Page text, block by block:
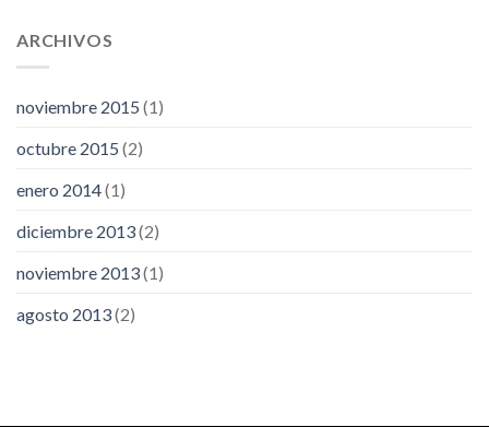
ARCHIVOS
noviembre 2015 (1)
octubre 2015 (2)
enero 2014(1)
diciembre 2013(2)
noviembre 2013(1)
agosto 2013(2)